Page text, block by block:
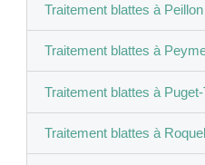
Traitement blattes à Peillon
Traitement blattes à
Traitement blattes à
Traitement blattes à